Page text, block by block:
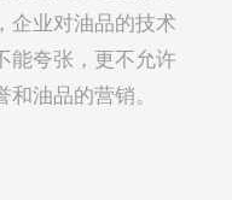
企业对油品的技术
能夸张，更不允许
油品的营销。